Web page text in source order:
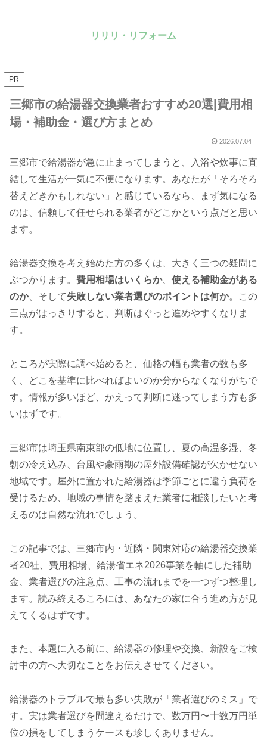
リリリ・リフォーム
PR
三郷市の給湯器交換業者おすすめ20選|費用相
場・補助金・選び方まとめ
2026.07.04
三郷市で給湯器が急に止まってしまうと、入浴や炊事に直
結して生活が一気に不便になります。あなたが「そろそろ
替えどきかもしれない」と感じているなら、まず気になる
のは、信頼して任せられる業者がどこかという点だと思い
ます。
給湯器交換を考え始めた方の多くは、大きく三つの疑問に
ぶつかります。 費用相場はいくらか、 使える補助金がある
のか、そして失敗しない業者選びのポイントは何か。この
三点がはっきりすると、判断はぐっと進めやすくなりま
す。
ところが実際に調べ始めると、価格の幅も業者の数も多
く、どこを基準に比べればよいのか分からなくなりがちで
す。情報が多いほど、かえって判断に迷ってしまう方も多
いはずです。
三郷市は埼玉県南東部の低地に位置し、夏の高温多湿、冬
朝の冷え込み、台風や豪雨期の屋外設備確認が欠かせない
地域です。屋外に置かれた給湯器は季節ごとに違う負荷を
受けるため、地域の事情を踏まえた業者に相談したいと考
えるのは自然な流れでしょう。
この記事では、三郷市内・近隣・関東対応の給湯器交換業
者20社、費用相場、給湯省エネ2026事業を軸にした補助
金、業者選びの注意点、工事の流れまでを一つずつ整理し
ます。読み終えるころには、あなたの家に合う進め方が見
えてくるはずです。
また、本題に入る前に、給湯器の修理や交換、新設をご検
討中の方へ大切なことをお伝えさせてください。
給湯器のトラブルで最も多い失敗が「業者選びのミス」で
す。実は業者選びを間違えるだけで、数万円〜十数万円単
位の損をしてしまうケースも珍しくありません。